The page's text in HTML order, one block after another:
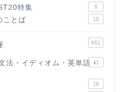
特集 6
ことば 18
661
法・イディオム・英単語・
11
16